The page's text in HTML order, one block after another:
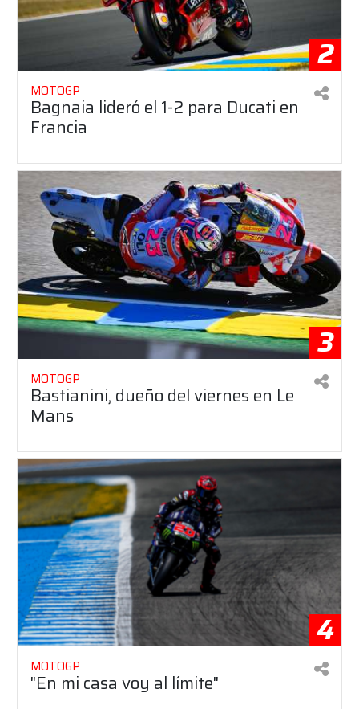
2
MOTOGP
Bagnaia lideró el 1-2 para Ducati en
Francia
3
MOTOGP
Bastianini, dueño del viernes en Le
Mans
4
MOTOGP
"En mi casa voy al límite"